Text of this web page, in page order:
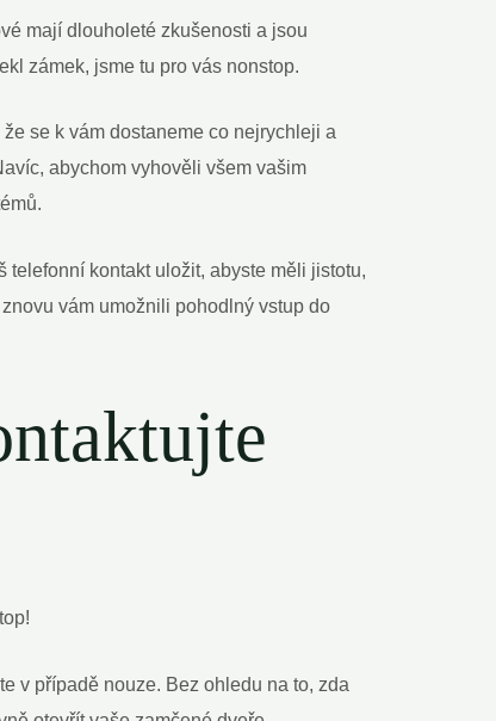
mají dlouholeté zkušenosti a jsou
zámek, jsme tu pro vás nonstop.
se k vám dostaneme co nejrychleji a
abychom vyhověli všem vašim
kontakt uložit, abyste měli jistotu,
vám umožnili pohodlný vstup do
v případě nouze. Bez ohledu na to, zda